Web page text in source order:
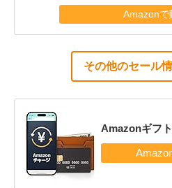
Amazonで
その他のセール
Amazonギフ